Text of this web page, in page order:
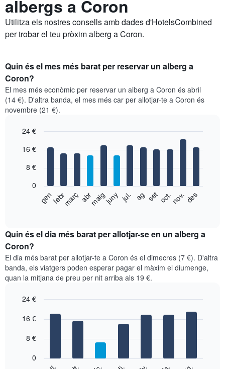
albergs a Coron
Utilitza els nostres consells amb dades d'HotelsCombined
per trobar el teu pròxim alberg a Coron.
Quin és el mes més barat per reservar un alberg a
Coron?
El mes més econòmic per reservar un alberg a Coron és abril
(14 €). D'altra banda, el mes més car per allotjar-te a Coron és
novembre (21 €).
chart
següent
el
preu
mitjà
d'una
habitació
per
El
té
eix
graphic.
genfebrmarçabrmaigjuny jul. ag setoct.nov.des
0
8 €
16 €
24 €
Quin és el dia més barat per allotjar-se en un alberg a
Coron?
El dia més barat per allotjar-te a Coron és el dimecres (7 €). D'altra
banda, els viatgers poden esperar pagar el màxim el diumenge,
quan la mitjana de preu per nit arriba als 19 €.
chart
bars.
graphic.
0
8 €
16 €
24 €